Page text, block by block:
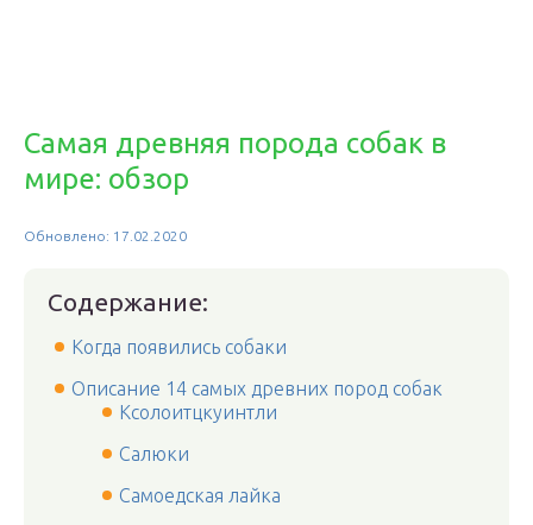
Самая древняя порода собак в
мире: обзор
Обновлено: 17.02.2020
Содержание:
Когда появились собаки
Описание 14 самых древних пород собак
Ксолоитцкуинтли
Салюки
Самоедская лайка